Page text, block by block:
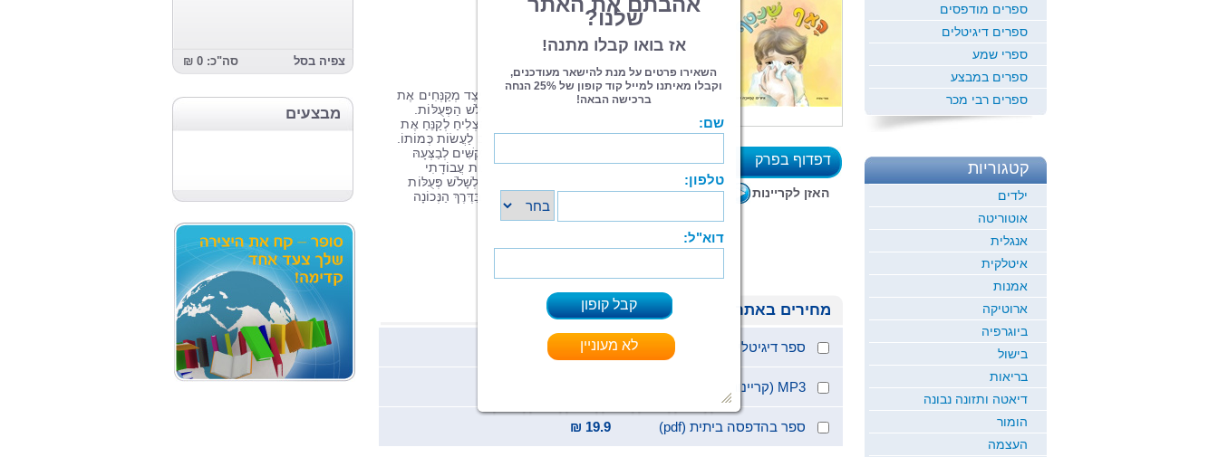
צפיה בסל סה"כ: 0 ₪
מבצעים
דפדוף בפרק
לדוגמא
האזן לקריינות
הקישו לכתבה על הספר באתר רינונים
ראו פרסום
סֵפֶר זֶה מְסַפֵּר עַל הַיֶּלֶד אֹפֶק, שֶׁלֹּא יָדַע כֵּיצַד מְקַנְּחִים אֶת
עַד שֶׁאִמּוֹ לִמְּדָה אוֹתוֹ אֶת שִׁיטַת שְׁלֹשׁ הַפְּעֻלּוֹת.
לְאַחַר שֶׁהֵבִין שֶׁהָעִנְיָן אֵינוֹ מְסֻבָּךְ כָּל כָּךְ וְהִצְלִיחַ לְקַנֵּחַ אֶת
אַפּוֹ בְּעַצְמוֹ, הוּא אַף מְלַמֵּד יְלָדִים אֲחֵרִים לַעֲשׂוֹת כְּמוֹתוֹ.
הוּא פְּעֻלָּה מֻרְכֶּבֶת, וִילָדִים מִתְקַשִּׁים לְבַצְּעָהּ
בְּהַצְלָחָה,כְּפִי שֶׁנּוֹכַחְתִּי לָדַעַת בְּמַהֲלַךְ שְׁנוֹת עֲבוֹדָתִי
כִּמְחַנֶּכֶת בְּגַנִּים. בְּאֶמְצָעוּת פֵּרוּק הַתַּהֲלִיךְ לְשָׁלֹ שׁ פְּעֻלּוֹת
נִפְרָדוֹת נָקֵל עַל יְלָדֵינוּ לִלְמֹד לַעֲשׂוֹת
זֹאת בַּדֶּרֶךְ הַנְּכוֹנָה
מחירים באתר
ספר דיגיטלי (ePub) 19.9 ₪
MP3 (קריינות)
ספר בהדפסה ביתית (pdf) 19.9 ₪
ספרים מודפסים
ספרים דיגיטלים
ספרי שמע
ספרים במבצע
ספרים רבי מכר
קטגוריות
ילדים
אוטוריטה
אנגלית
איטלקית
אמנות
ארוטיקה
ביוגרפיה
בישול
בריאות
דיאטה ותזונה נבונה
הומור
העצמה